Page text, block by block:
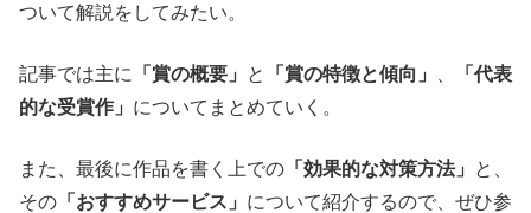
ついて解説をしてみたい。
記事では主に 「賞の概要」 と 「賞の特徴と傾向」
「代表
的な受賞作」 についてまとめていく。
また、最後に作品を書く上での 「効果的な対策方法」
と、
その 「おすすめサービス」 について紹介するので、ぜひ参